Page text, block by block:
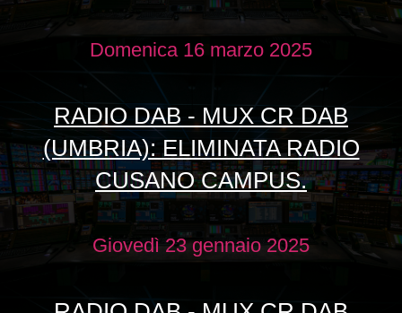
Domenica 16 marzo 2025
RADIO DAB - MUX CR DAB
(UMBRIA): ELIMINATA RADIO
CUSANO CAMPUS.
Giovedì 23 gennaio 2025